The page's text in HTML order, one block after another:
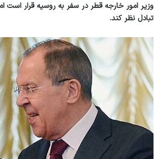
وزیر امور خارجه قطر در سفر به روسیه قرار است
تبادل نظر کند.